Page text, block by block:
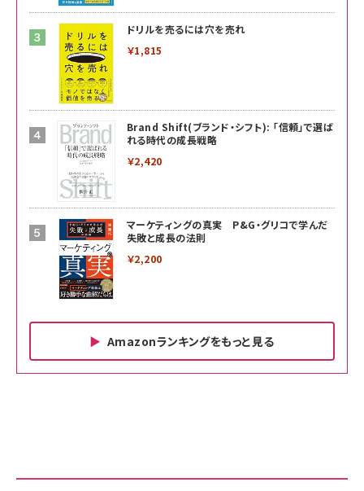
ドリルを売るには穴を売れ
￥1,815
Brand Shift(ブランド・シフト): 「信頼」で選ば
れる時代の成長戦略
￥2,420
マーケティングの真実 P&G・グリコで学んだ
失敗と成長の法則
￥2,200
Amazonランキングをもっと見る
￥880
サポート正規品 メーカー保証5年 KLMEA128G
サポート正規品 メーカー保証5年 KLMEA128G